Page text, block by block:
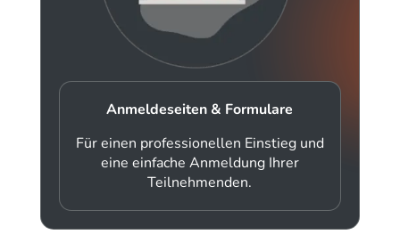
Anmeldeseiten & Formulare
Für einen professionellen Einstieg und
eine einfache Anmeldung Ihrer
Teilnehmenden.